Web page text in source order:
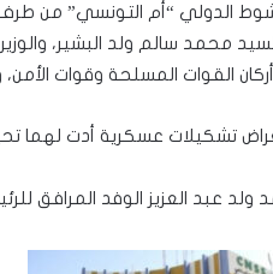
الدولي “أم التونسي” من
محمد سالم ولد البشير، والوزير
القوات المسلحة وقوات
تشكيلات عسكرية أدت لهما
عبد العزيز الوفد المرافق
بونا